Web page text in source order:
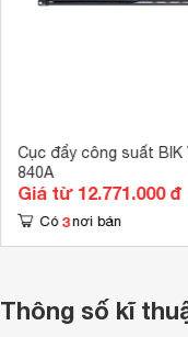
Cục đẩy công suất BIK
840A
Giá từ 12.771.000 đ
Có 3 nơi bán
Thông số kĩ